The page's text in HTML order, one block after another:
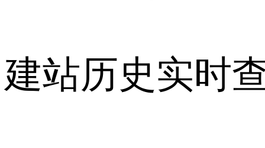
建站历史实时